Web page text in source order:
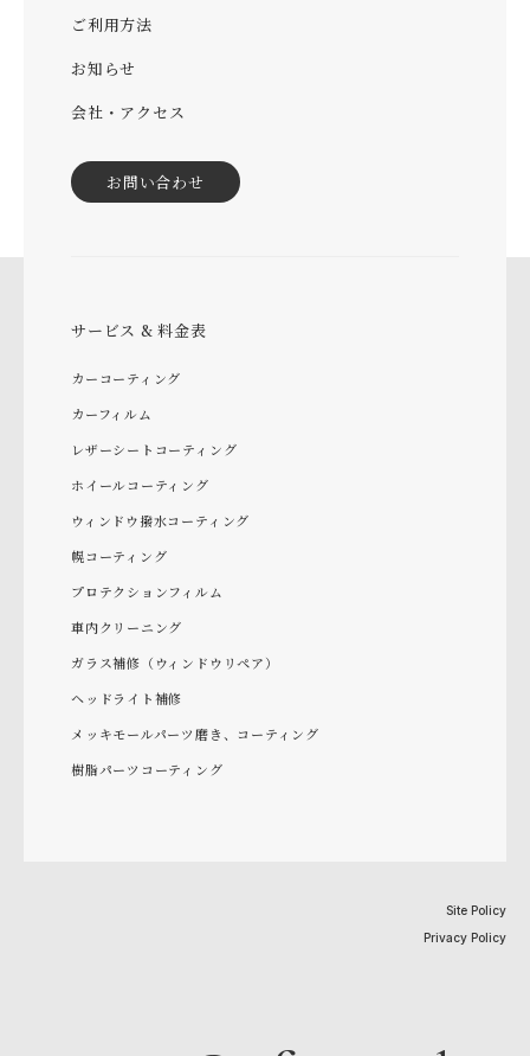
ご利用方法
お知らせ
会社・アクセス
お問い合わせ
サービス & 料金表
カーコーティング
カーフィルム
レザーシートコーティング
ホイールコーティング
ウィンドウ撥水コーティング
幌コーティング
プロテクションフィルム
車内クリーニング
ガラス補修（ウィンドウリペア）
ヘッドライト補修
メッキモールパーツ磨き、コーティング
樹脂パーツコーティング
Site Policy
Privacy Policy